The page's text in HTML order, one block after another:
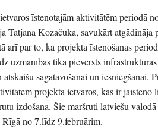
īstenotajām aktivitātēm periodā
Tatjana Kozačuka, savukārt atgādināja
arī par to, ka projekta īstenošanas
uzmanības tika pievērsts
sagatavošanai un iesniegšanai.
projekta ietvaros, kas ir jāīsteno
izdošana. Šie maršruti latviešu
no 7.līdz 9.februārim.